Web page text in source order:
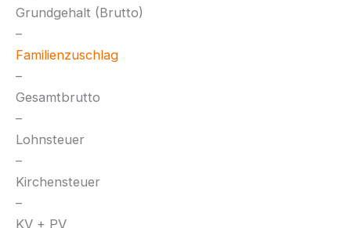
Grundgehalt (Brutto)
–
Familienzuschlag
–
Gesamtbrutto
–
Lohnsteuer
–
Kirchensteuer
–
KV + PV